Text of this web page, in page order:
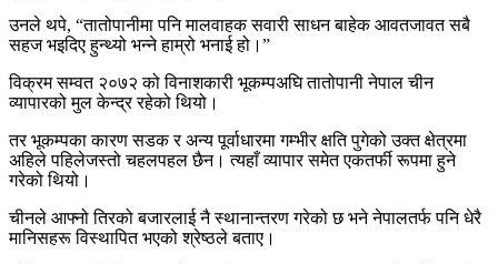
उनले थपे, “तातोपानीमा पनि मालवाहक सवारी साधन बाहेक आवतजावत सबै
सहज भइदिए हुन्थ्यो भन्ने हाम्रो भनाई हो।”
विक्रम सम्वत २०७२ को विनाशकारी भूकम्पअघि तातोपानी नेपाल चीन
व्यापारको मुल केन्द्र रहेको थियो।
तर भूकम्पका कारण सडक र अन्य पूर्वाधारमा गम्भीर क्षति पुगेको उक्त क्षेत्रमा
अहिले पहिलेजस्तो चहलपहल छैन। त्यहाँ व्यापार समेत एकतर्फी रूपमा हुने
गरेको थियो।
चीनले आफ्नो तिरको बजारलाई नै स्थानान्तरण गरेको छ भने नेपालतर्फ पनि धेरै
मानिसहरू विस्थापित भएको श्रेष्ठले बताए।